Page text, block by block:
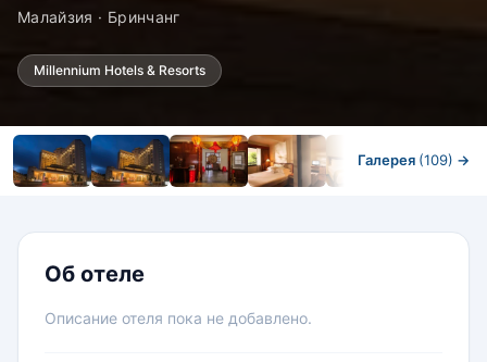
Малайзия · Бринчанг
Millennium Hotels & Resorts
Галерея (109) →
Об отеле
Описание отеля пока не добавлено.